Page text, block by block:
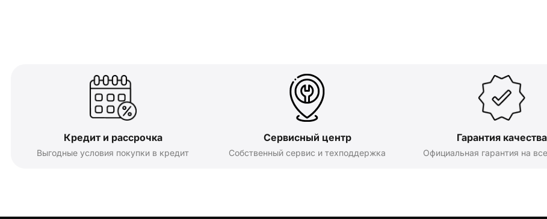
Кредит и рассрочка
Выгодные условия покупки в кредит
Сервисный центр
Собственный сервис и техподдержка
Гарантия качества
Официальная гарантия на